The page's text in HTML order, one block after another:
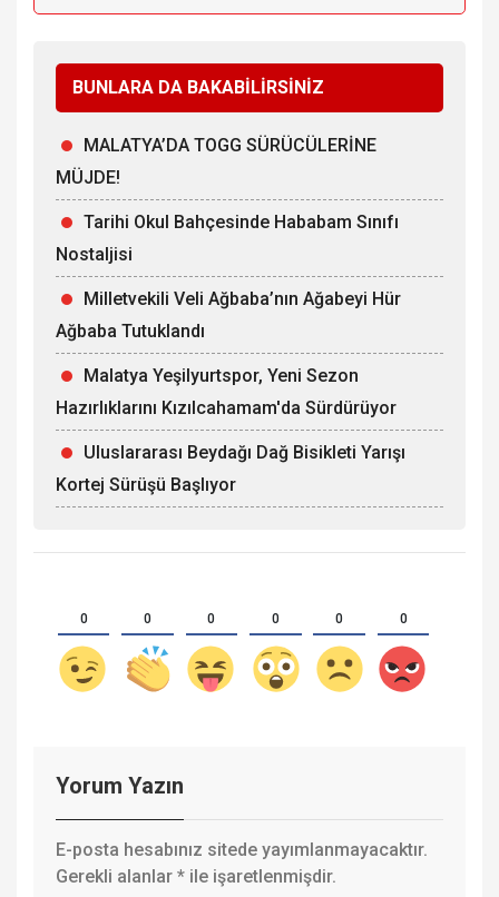
BUNLARA DA BAKABİLİRSİNİZ
MALATYA’DA TOGG SÜRÜCÜLERİNE
MÜJDE!
Tarihi Okul Bahçesinde Hababam Sınıfı
Nostaljisi
Milletvekili Veli Ağbaba’nın Ağabeyi Hür
Ağbaba Tutuklandı
Malatya Yeşilyurtspor, Yeni Sezon
Hazırlıklarını Kızılcahamam'da Sürdürüyor
Uluslararası Beydağı Dağ Bisikleti Yarışı
Kortej Sürüşü Başlıyor
0 0 0 0 0 0
Yorum Yazın
E-posta hesabınız sitede yayımlanmayacaktır.
Gerekli alanlar * ile işaretlenmişdir.